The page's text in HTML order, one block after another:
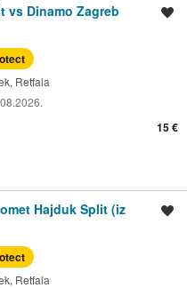
vs Dinamo Zagreb
Retfala
15 €
Hajduk Split (iz
Retfala